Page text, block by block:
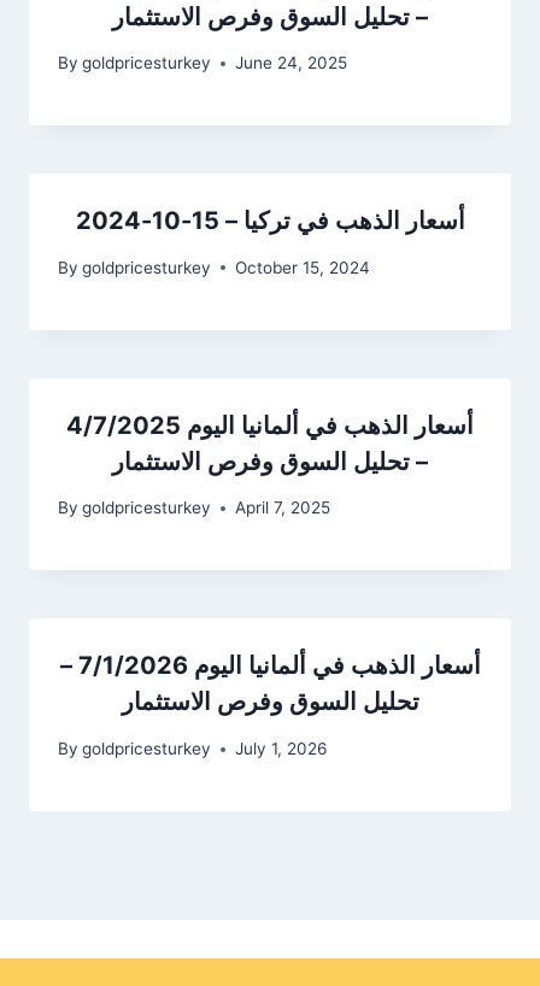
– تحليل السوق وفرص الاستثمار
By goldpricesturkey June 24, 2025
أسعار الذهب في تركيا – 15-10-2024
By goldpricesturkey October 15, 2024
أسعار الذهب في ألمانيا اليوم 4/7/2025
– تحليل السوق وفرص الاستثمار
By goldpricesturkey April 7, 2025
أسعار الذهب في ألمانيا اليوم 7/1/2026 –
تحليل السوق وفرص الاستثمار
By goldpricesturkey July 1, 2026